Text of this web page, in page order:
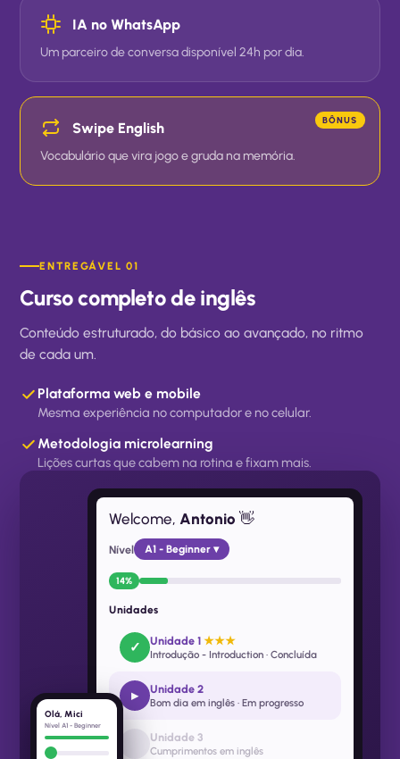
IA no WhatsApp
Um parceiro de conversa disponível 24h por dia.
BÔNUS
Swipe English
Vocabulário que vira jogo e gruda na memória.
ENTREGÁVEL 01
Curso completo de inglês
Conteúdo estruturado, do básico ao avançado, no ritmo
de cada um.
Plataforma web e mobile
Mesma experiência no computador e no celular.
Metodologia microlearning
Lições curtas que cabem na rotina e fixam mais.
Welcome,Antonio 👋
Nível A1 - Beginner ▾
14%
Unidades
✓ Unidade 1★★★
Introdução - Introduction · Concluída
▸ Unidade 2
Bom dia em inglês · Em progresso
Unidade 3
Cumprimentos em inglês
Olá, Mici
Nível A1 - Beginner